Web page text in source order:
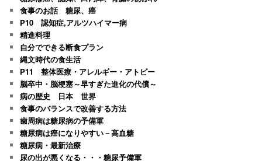
食事のお話 糖尿、癌
P10 認知症,アルツハイマー病
精進料理
自分でできる断食プラン
縄文時代の食生活
P11 整体医療・アレルギー・アトピー
脳卒中・脳梗塞～早すぎた進化の代償～
病の歴史 日本 世界
食事のバランスで改善する方法
歯周病は糖尿病の予備軍
糖尿病は癌になりやすい－高血糖
糖尿病・最新治療
尿の出が悪くなる・・・糖尿予備軍